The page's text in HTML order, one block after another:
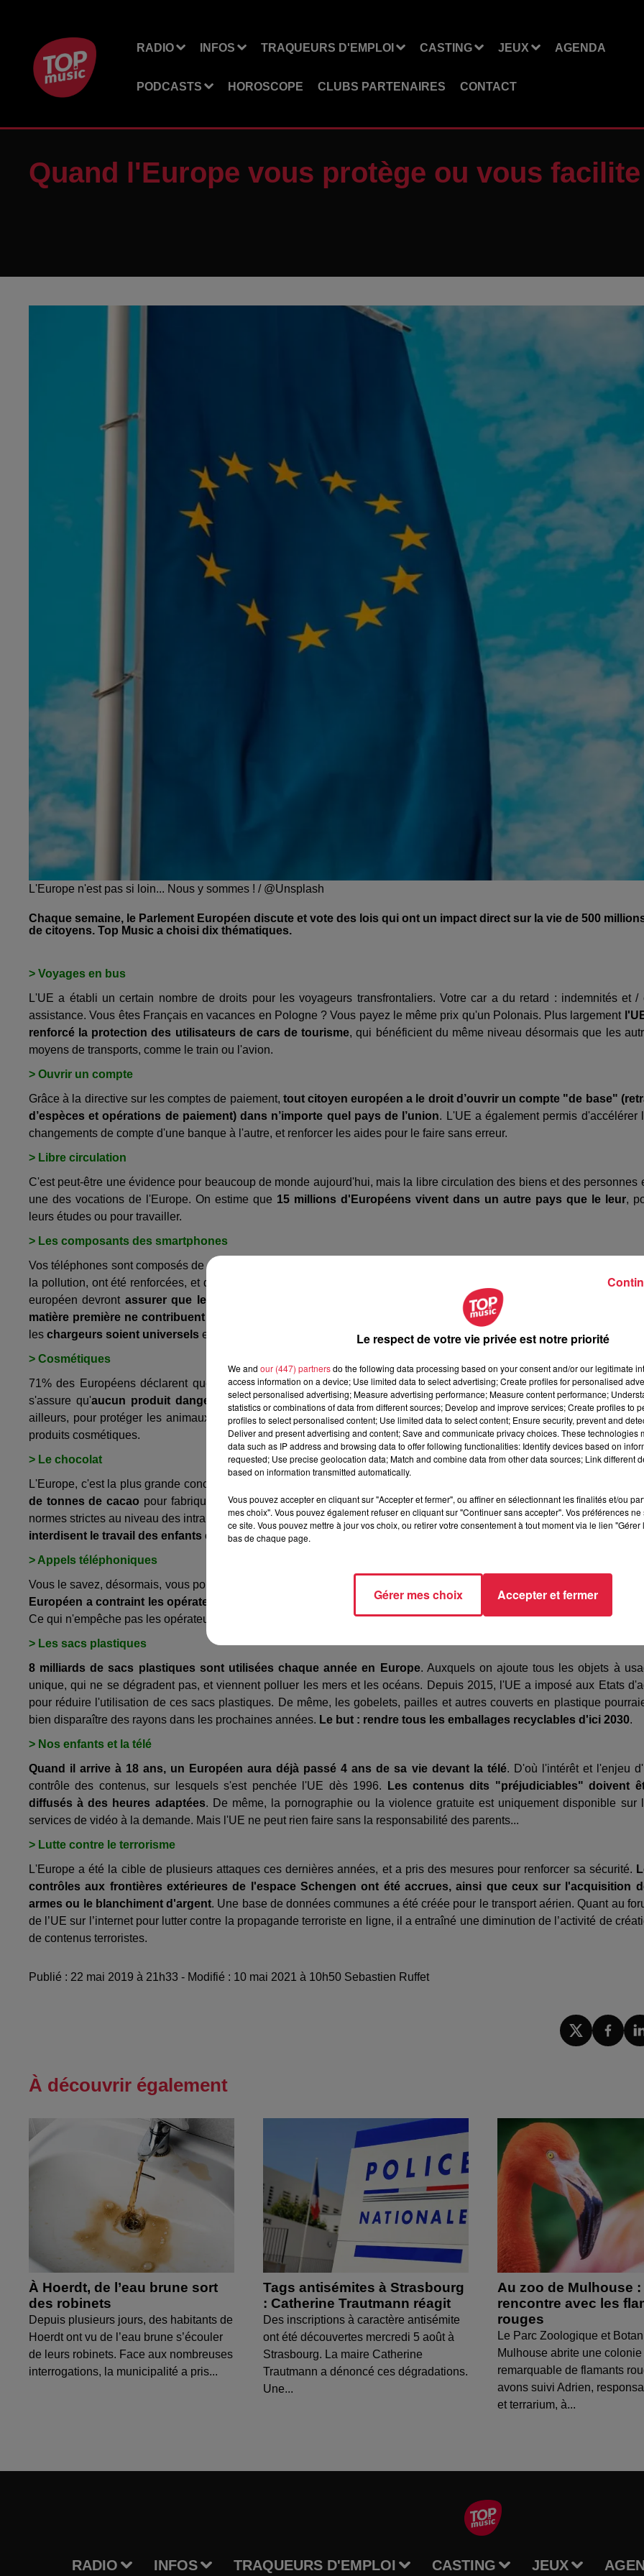
RADIO INFOS TRAQUEURS D'EMPLOI CASTING JEUX AGENDA
PODCASTS HOROSCOPE CLUBS PARTENAIRES CONTACT
Quand l'Europe vous protège ou vous
L'Europe n'est pas si loin... Nous y sommes ! / @Unsplash
Chaque semaine, le Parlement Européen discute et vote des lois qui ont un impact direct sur la vie de 500
de citoyens. Top Music a choisi dix thématiques.
> Voyages en bus
L'UE a établi un certain nombre de droits pour les voyageurs transfrontaliers. Votre car a du retard : indemnités et /
assistance. Vous êtes Français en vacances en Pologne ? Vous payez le même prix qu'un Polonais. Plus largement
renforcé la protection des utilisateurs de cars de tourisme, qui bénéficient du même niveau désormais que les
moyens de transports, comme le train ou l'avion.
> Ouvrir un compte
Grâce à la directive sur les comptes de paiement, tout citoyen européen a le droit d’ouvrir un compte "de base"
d’espèces et opérations de paiement) dans n’importe quel pays de l’union. L'UE a également permis d'accélérer
changements de compte d'une banque à l'autre, et renforcer les aides pour le faire sans erreur.
> Libre circulation
C'est peut-être une évidence pour beaucoup de monde aujourd'hui, mais la libre circulation des biens et des personnes
une des vocations de l'Europe. On estime que 15 millions d'Européens vivent dans un autre pays que le leur,
leurs études ou pour travailler.
> Les composants des smartphones
Vos téléphones sont composés de nombreux minerais rares : or, argent, cuivre, palladium... Les normes, notamment
la pollution, ont été renforcées, et dès 2021, les fabricants de smartphones qui souhaitent vendre leurs appareils sur le
européen devront assurer que les minerais ne proviennent pas d'une zone de conflit armé, et que les achats
matière première ne contribuent pas au financement de ces conflits
. C'est aussi l'Europe qui a fait pression pour
les chargeurs soient universels et éviter une surproduction.
> Cosmétiques
71% des Européens déclarent que les produits cosmétiques sont importants pour leur bien-être. Depuis 1976,
s'assure qu'aucun produit dangereuxou à effet secondaire ne sera utilisé dans la production des cosmétiques.
ailleurs, pour protéger les animaux,
l’Union européenne interdit l’expérimentation animale à des fins d’élaboration
produits cosmétiques.
> Le chocolat
L'Europe, c'est la plus grande concentration de consommateurs de chocolat !
de tonnes de cacao pour fabriquer le produit final en 2016. Pour assurer une production de qualité, l'UE a imposé
normes strictes au niveau des intrants chez les producteurs de cacao, notamment en Afrique. De même, les accords
interdisent le travail des enfants et renforcent le commerce équitable
> Appels téléphoniques
Vous le savez, désormais, vous pouvez utiliser votre forfait depuis l'étranger sans que ça vous coûte un bras.
Européen a contraint les opérateurs de l'Union a un coût maximum de 19 centimes la minute et 6 centimes le
Ce qui n'empêche pas les opérateurs de faire moins cher pour séduire leurs clients.
> Les sacs plastiques
8 milliards de sacs plastiques sont utilisées chaque année en Europe. Auxquels on ajoute tous les objets à
unique, qui ne se dégradent pas, et viennent polluer les mers et les océans. Depuis 2015, l'UE a imposé aux Etats
pour réduire l'utilisation de ces sacs plastiques. De même, les gobelets, pailles et autres couverts en plastique
bien disparaître des rayons dans les prochaines années. Le but : rendre tous les emballages recyclables d'ici 2030.
> Nos enfants et la télé
Quand il arrive à 18 ans, un Européen aura déjà passé 4 ans de sa vie devant la télé. D'où l'intérêt et l'enjeu
contrôle des contenus, sur lesquels s'est penchée l'UE dès 1996.
Les contenus dits "préjudiciables" doivent
diffusés à des heures adaptées. De même, la pornographie ou la violence gratuite est uniquement disponible sur
services de vidéo à la demande. Mais l'UE ne peut rien faire sans la responsabilité des parents...
> Lutte contre le terrorisme
L'Europe a été la cible de plusieurs attaques ces dernières années, et a pris des mesures pour renforcer sa sécurité.
contrôles aux frontières extérieures de l'espace Schengen ont été accrues, ainsi que ceux sur l'acquisition
armes ou le blanchiment d'argent. Une base de données communes a été créée pour le transport aérien. Quant au
de l’UE sur l’internet pour lutter contre la propagande terroriste en ligne, il a entraîné une diminution de l’activité de
de contenus terroristes.
Publié : 22 mai 2019 à 21h33 - Modifié : 10 mai 2021 à 10h50 Sebastien Ruffet
À découvrir également
À Hoerdt, de l’eau brune sort
des robinets
Depuis plusieurs jours, des habitants de
Hoerdt ont vu de l’eau brune s’écouler
de leurs robinets. Face aux nombreuses
interrogations, la municipalité a pris...
Tags antisémites à Strasbourg
: Catherine Trautmann réagit
Des inscriptions à caractère antisémite
ont été découvertes mercredi 5 août à
Strasbourg. La maire Catherine
Trautmann a dénoncé ces dégradations.
Une...
Au zoo de Mulhouse :
rencontre avec les
rouges
Le Parc Zoologique et
Mulhouse abrite une colonie
remarquable de flamants
avons suivi Adrien,
et terrarium, à...
RADIO INFOS TRAQUEURS D'EMPLOI CASTING JEUX
Le respect de votre vie privée est notre priorité
We and our (447) partnersdo the following data processing based on your consent and/or our legitimate
access information on a device; Use limited data to select advertising; Create profiles for personalised
select personalised advertising; Measure advertising performance; Measure content performance;
statistics or combinations of data from different sources; Develop and improve services; Create profiles to
profiles to select personalised content; Use limited data to select content; Ensure security, prevent and
Deliver and present advertising and content; Save and communicate privacy choices. These technologies
data such as IP address and browsing data to offer following functionalities: Identify devices based on
requested; Use precise geolocation data; Match and combine data from other data sources; Link different
based on information transmitted automatically.
Vous pouvez accepter en cliquant sur "Accepter et fermer", ou affiner en sélectionnant les finalités et/ou
mes choix". Vous pouvez également refuser en cliquant sur "Continuer sans accepter". Vos préférences
ce site. Vous pouvez mettre à jour vos choix, ou retirer votre consentement à tout moment via le lien
bas de chaque page.
Gérer mes choix Accepter et fermer